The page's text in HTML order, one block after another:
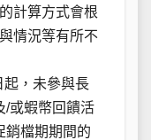
計算方式會根
情況等有所不
起，未參與長
/或蝦幣回饋活
銷檔期期間的